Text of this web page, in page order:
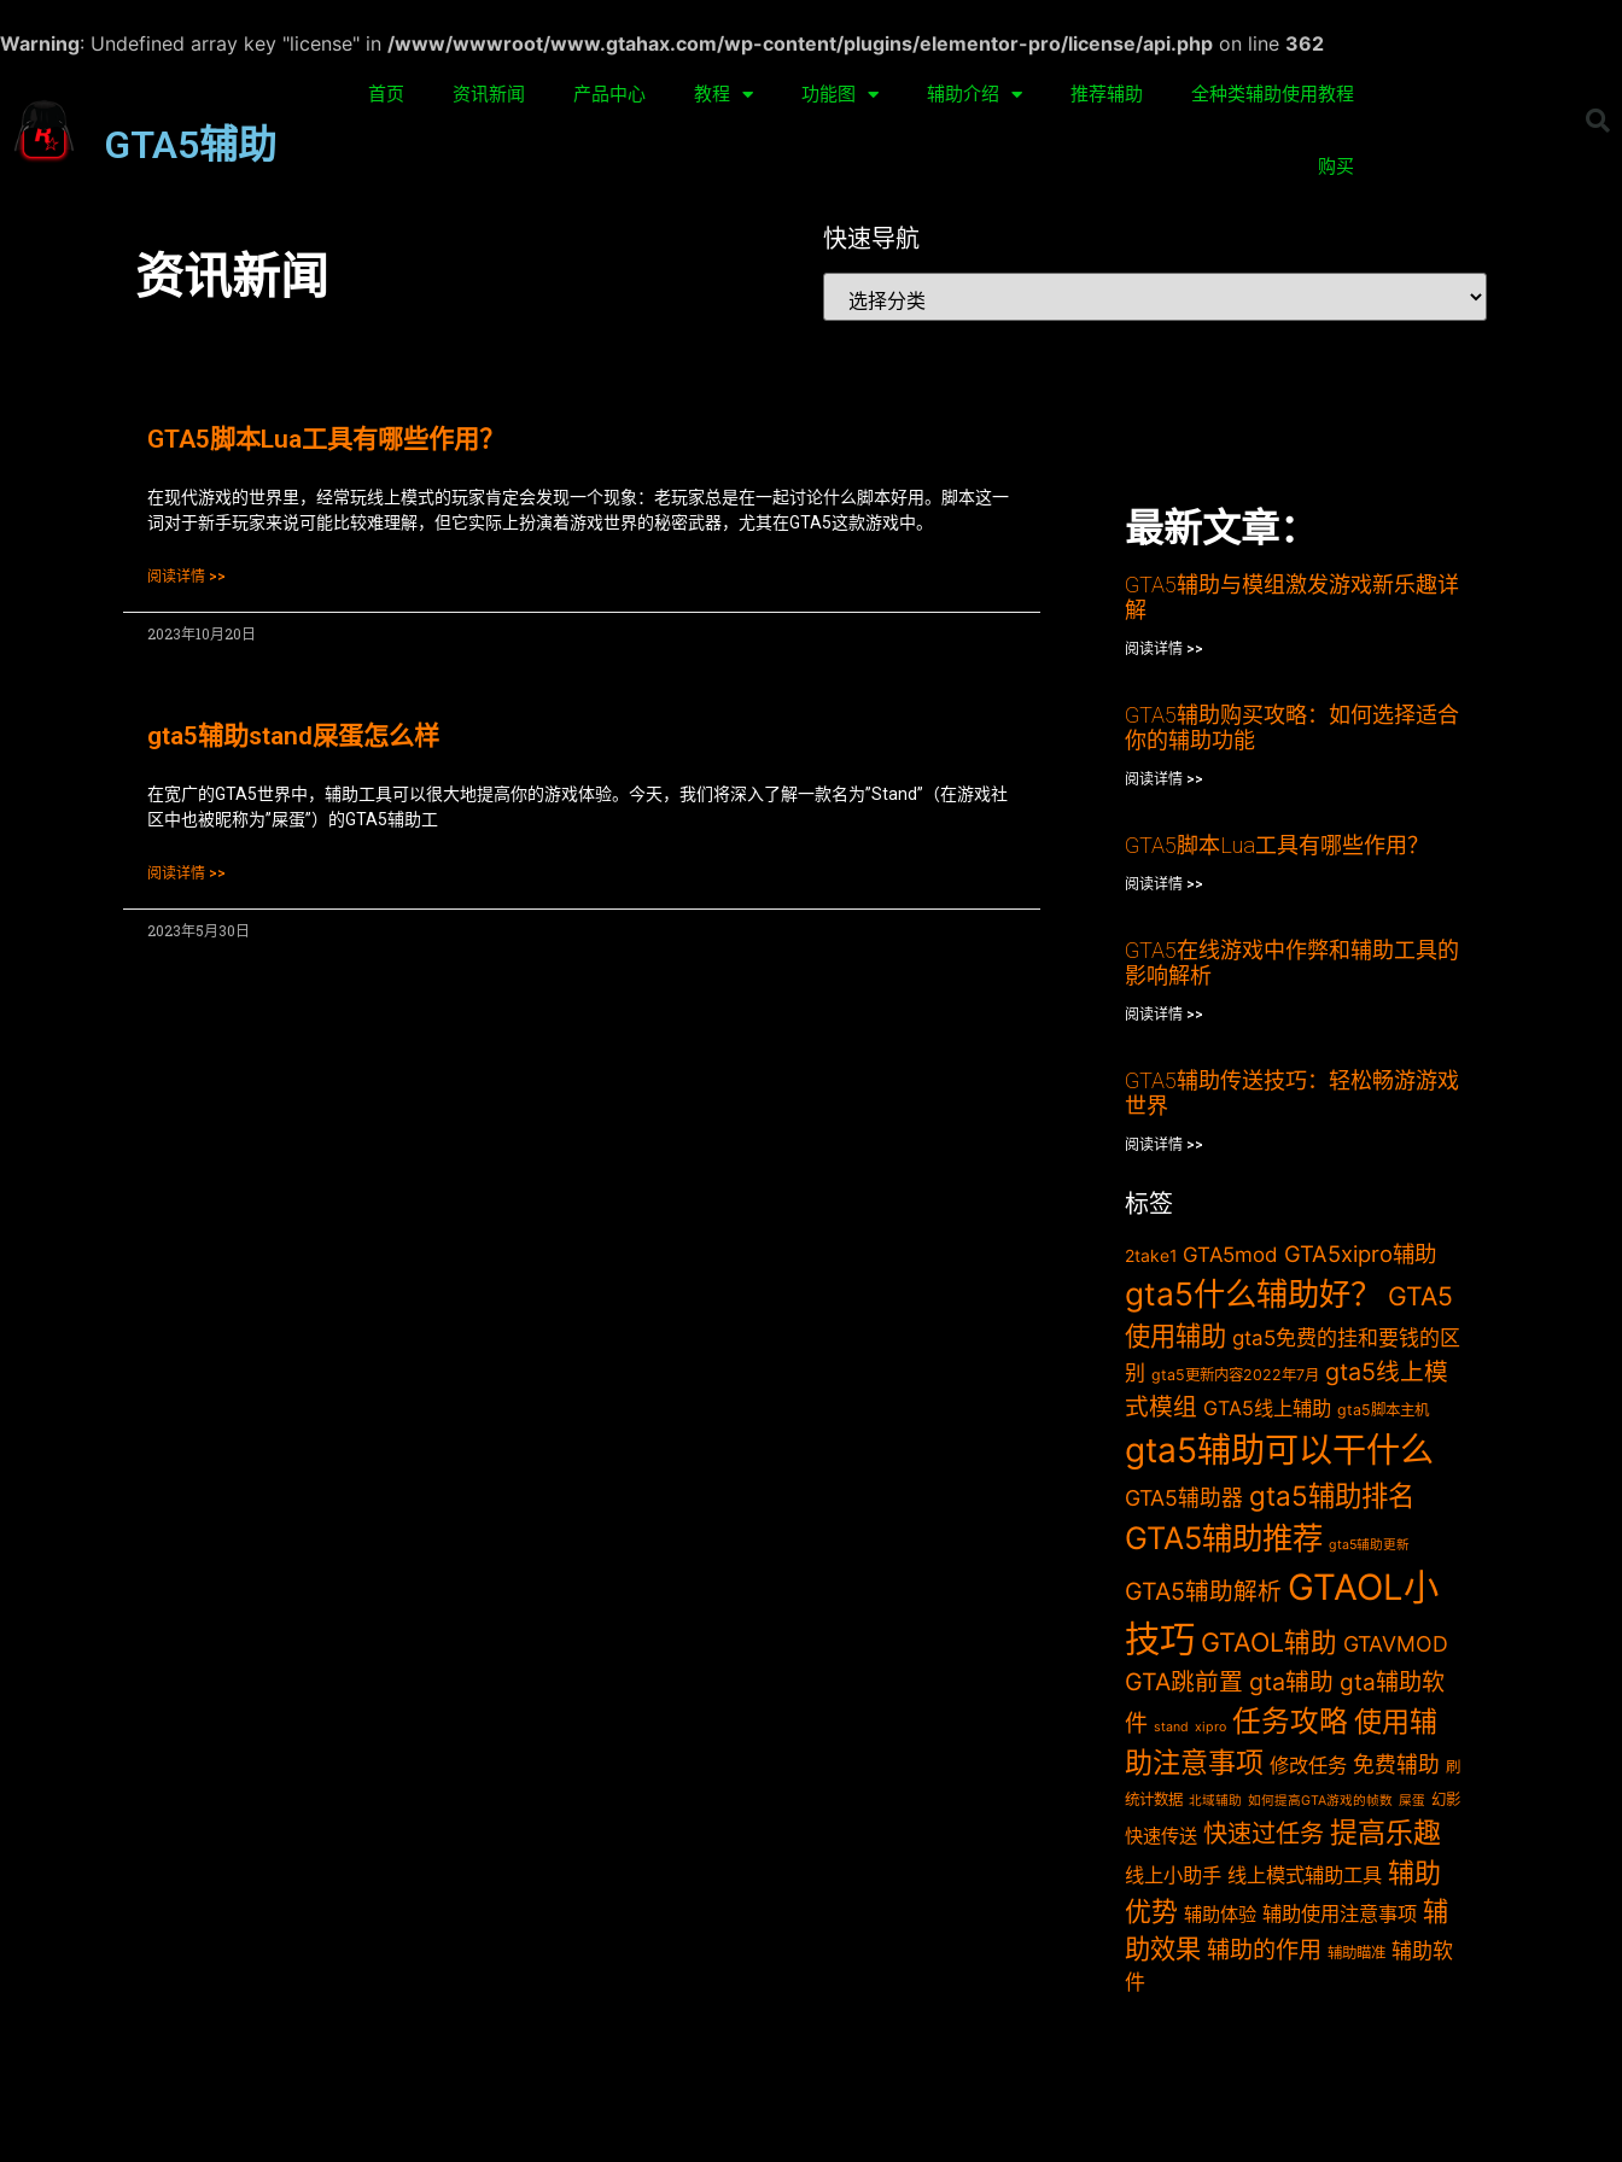
Warning: Undefined array key "license" in /www/wwwroot/www.gtahax.com/wp-content/plugins/elementor-pro/license/api.php on line 362
GTA5辅助
首页 资讯新闻 产品中心 教程 功能图 辅助介绍 推荐辅助 全种类辅助使用教程
购买
资讯新闻
快速导航
GTA5脚本Lua工具有哪些作用？
在现代游戏的世界里，经常玩线上模式的玩家肯定会发现一个现象：老玩家总是在一起讨论什么脚本好用。脚本这一
词对于新手玩家来说可能比较难理解，但它实际上扮演着游戏世界的秘密武器，尤其在GTA5这款游戏中。
阅读详情 >>
2023年10月20日
gta5辅助stand屎蛋怎么样
在宽广的GTA5世界中，辅助工具可以很大地提高你的游戏体验。今天，我们将深入了解一款名为”Stand”（在游戏社
区中也被昵称为”屎蛋”）的GTA5辅助工
阅读详情 >>
2023年5月30日
最新文章：
GTA5辅助与模组激发游戏新乐趣详
解
阅读详情 >>
GTA5辅助购买攻略：如何选择适合
你的辅助功能
阅读详情 >>
GTA5脚本Lua工具有哪些作用？
阅读详情 >>
GTA5在线游戏中作弊和辅助工具的
影响解析
阅读详情 >>
GTA5辅助传送技巧：轻松畅游游戏
世界
阅读详情 >>
标签
2take1 GTA5mod GTA5xipro辅助
gta5什么辅助好？
GTA5
使用辅助 gta5免费的挂和要钱的区
别
gta5更新内容2022年7月 gta5线上模
式模组 GTA5线上辅助 gta5脚本主机
gta5辅助可以干什么
GTA5辅助器 gta5辅助排名
GTA5辅助推荐 gta5辅助更新
GTA5辅助解析 GTAOL小
技巧 GTAOL辅助 GTAVMOD
GTA跳前置 gta辅助 gta辅助软
件 stand xipro 任务攻略 使用辅
助注意事项 修改任务 免费辅助 刷
统计数据 北域辅助 如何提高GTA游戏的帧数 屎蛋 幻影
快速传送 快速过任务 提高乐趣
线上小助手 线上模式辅助工具 辅助
优势 辅助体验 辅助使用注意事项 辅
助效果 辅助的作用 辅助瞄准 辅助软
件